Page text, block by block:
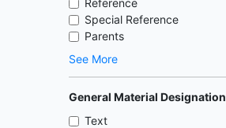
Reference
Special Reference
Parents
See More
General Material Designation
Text